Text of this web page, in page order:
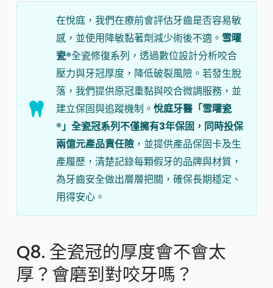
在悅庭，我們在療前會評估牙齒是否容易敏
感，並使用降敏黏著劑減少術後不適。 雪曜
瓷®全瓷修復系列，透過數位設計分析咬合
壓力與牙冠厚度，降低破裂風險。若發生脫
落，我們提供原冠重黏與咬合微調服務，並
建立保固與追蹤機制。 悅庭牙醫「雪曜瓷
®」全瓷冠系列不僅擁有3年保固，同時投保
兩億元產品責任險，並提供產品保固卡及生
產履歷，清楚記錄每顆假牙的品牌與材質，
為牙齒安全做出層層把關，確保長期穩定、
用得安心。
Q8. 全瓷冠的厚度會不會太
厚？會磨到對咬牙嗎？